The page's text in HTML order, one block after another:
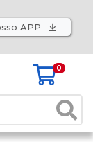
APP
0